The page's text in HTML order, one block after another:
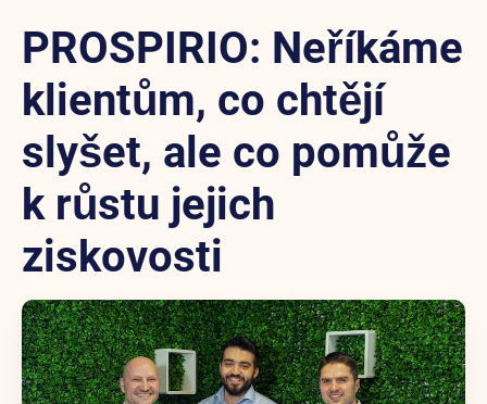
PROSPIRIO: Neříkáme
klientům, co chtějí
slyšet, ale co pomůže
k růstu jejich
ziskovosti